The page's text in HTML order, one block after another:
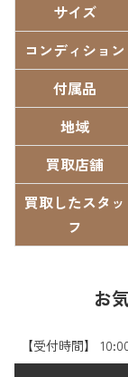
サイズ
コンディション
付属品
地域
買取店舗
買取したスタッ
フ
お
【受付時間】